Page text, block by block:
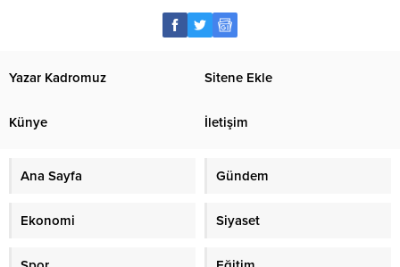
Yazar Kadromuz Sitene Ekle
Künye İletişim
Ana Sayfa Gündem
Ekonomi Siyaset